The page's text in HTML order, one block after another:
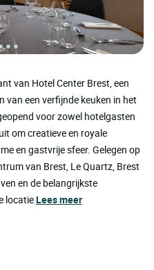
van Hotel Center Brest, een
van een verfijnde keuken in het
voor zowel hotelgasten
om creatieve en royale
en gastvrije sfeer. Gelegen op
van Brest, Le Quartz, Brest
en de belangrijkste
locatieLees meer